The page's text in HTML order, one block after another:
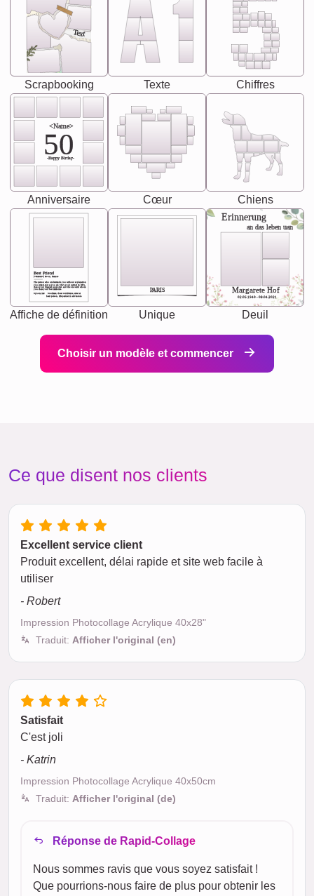
Text
Scrapbooking Texte Chiffres
<Name>
50
-Happy Birday-
Anniversaire Cœur Chiens
Best Friend
[<NAME>] Noun, feminie
Synonyms: Soulmate, closet confidante, sister at
heart person, life partner in adventure.
The person who understands you without explanation
you accepts just as you are. She's your partner in life's,
chaos your biggest supporter, and the one with whom
you share your best memories.
Affiche de définition
PARIS
Unique
Erinnerung
an das leben uan
Margarete Hof
02.05.1940 - 08.04.2021
Deuil
Choisir un modèle et commencer
Ce que disent nos clients
Excellent service client
Produit excellent, délai rapide et site web facile à
utiliser
- Robert
Impression Photocollage Acrylique 40x28"
Traduit: Afficher l'original (en)
Satisfait
C'est joli
- Katrin
Impression Photocollage Acrylique 40x50cm
Traduit: Afficher l'original (de)
Réponse de Rapid-Collage
Nous sommes ravis que vous soyez satisfait !
Que pourrions-nous faire de plus pour obtenir les